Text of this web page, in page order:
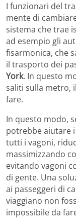
I funzionari del
mente di
sistema che trae
ad esempio gli
fisarmonica, che
il trasporto dei
York. In questo
saliti sulla metro,
fare.
In questo modo,
potrebbe aiutare
tutti i vagoni,
massimizzando
evitando vagoni
di gente. Una
ai passeggeri di
viaggiano non
impossibile da